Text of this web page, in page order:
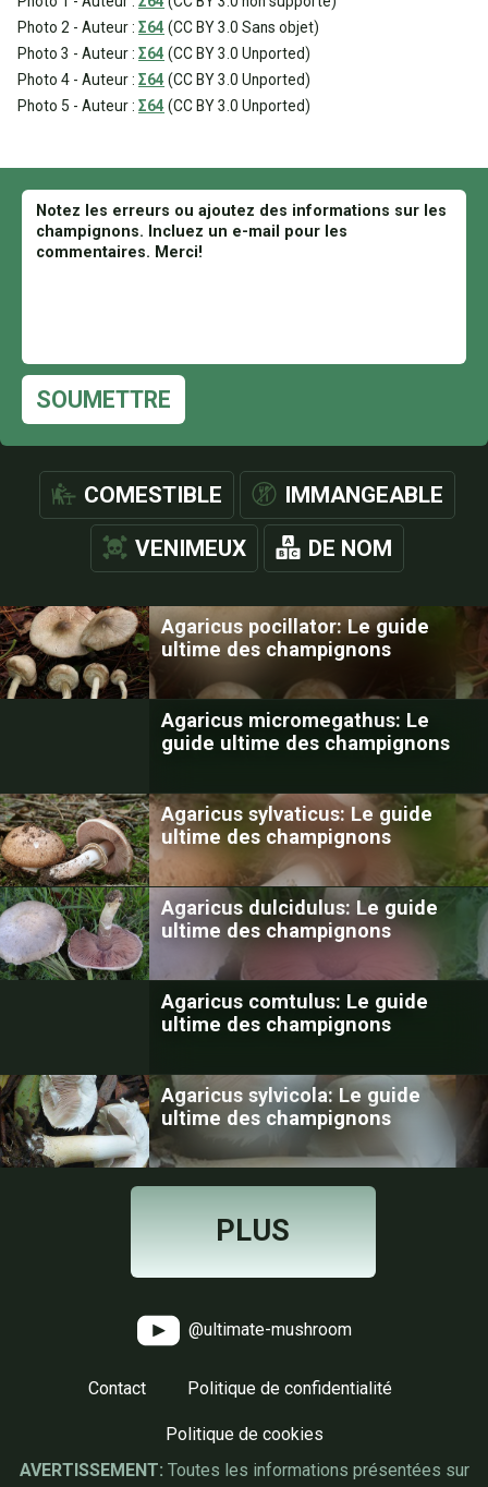
Photo 2 - Auteur : Σ64 (CC BY 3.0 Sans objet)
Photo 3 - Auteur : Σ64 (CC BY 3.0 Unported)
Photo 4 - Auteur : Σ64 (CC BY 3.0 Unported)
Photo 5 - Auteur : Σ64 (CC BY 3.0 Unported)
SOUMETTRE
COMESTIBLE IMMANGEABLE
VENIMEUX DE NOM
Agaricus pocillator: Le guide
ultime des champignons
Agaricus micromegathus: Le
guide ultime des champignons
Agaricus sylvaticus: Le guide
ultime des champignons
Agaricus dulcidulus: Le guide
ultime des champignons
Agaricus comtulus: Le guide
ultime des champignons
Agaricus sylvicola: Le guide
ultime des champignons
PLUS
@ultimate-mushroom
Contact Politique de confidentialité
Politique de cookies
AVERTISSEMENT: Toutes les informations présentées sur